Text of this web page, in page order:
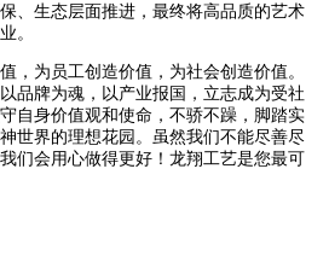
、生态层面推进，最终将高品质的艺术
。
，为员工创造价值，为社会创造价值。
品牌为魂，以产业报国，立志成为受社
自身价值观和使命，不骄不躁，脚踏实
世界的理想花园。虽然我们不能尽善尽
们会用心做得更好！龙翔工艺是您最可